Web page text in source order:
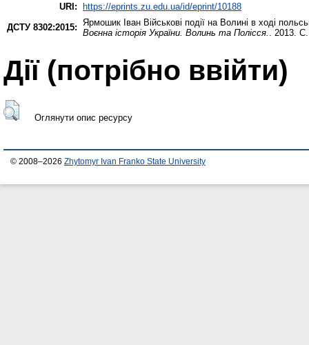
URI: https://eprints.zu.edu.ua/id/eprint/10188
ДСТУ 8302:2015:
Ярмошик Іван Військові події на Волині в ході
Воєнна історія України. Волинь та Полісся.
. 2013.
Дії ​​(потрібно ввійти)
Оглянути опис ресурсу
© 2008–2026 Zhytomyr Ivan Franko State University